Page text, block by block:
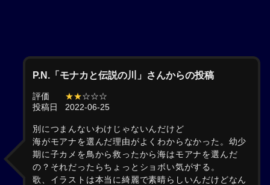
P.N.「モナカと伝説の川」さんからの投稿
評価 ★★☆☆☆
投稿日
2022-06-25
別につまんないわけじゃないんだけど
海がモアナを選んだ理由がよくわからなかった。幼少
期に子カメを鳥から救ったから海はモアナを選んだ
の？それだったらちょっとショボい気がする。
歌、イラストは本当に綺麗で素晴らしいんだけどなん